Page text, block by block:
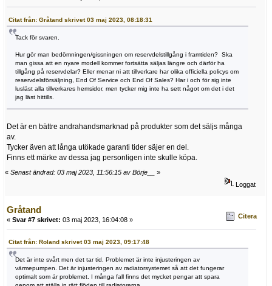
Citat från: Gråtand skrivet 03 maj 2023, 08:18:31
Tack för svaren.
Hur gör man bedömningen/gissningen om reservdelstillgång i framtiden? Ska
man gissa att en nyare modell kommer fortsätta säljas längre och därför ha
tillgång på reservdelar? Eller menar ni att tillverkare har olika officiella policys om
reservdelsförsäljning, End Of Service och End Of Sales? Har i och för sig inte
lusläst alla tillverkares hemsidor, men tycker mig inte ha sett något om det i det
jag läst hittills.
Det är en bättre andrahandsmarknad på produkter som det säljs många
av.
Tycker även att långa utökade garanti tider säjer en del.
Finns ett märke av dessa jag personligen inte skulle köpa.
« Senast ändrad: 03 maj 2023, 11:56:15 av Börje__
»
Loggat
Gråtand
« Svar #7 skrivet: 03 maj 2023, 16:04:08 » Citera
Citat från: Roland skrivet 03 maj 2023, 09:17:48
Det är inte svårt men det tar tid. Problemet är inte injusteringen av
värmepumpen. Det är injusteringen av radiatorsystemet så att det fungerar
optimalt som är problemet. I många fall finns det mycket pengar att spara